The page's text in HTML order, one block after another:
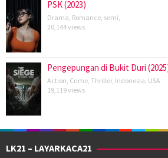
PSK (2023)
Drama Romance semi
20,144 views
Pengepungan di Bukit Duri
Action Crime Thriller, Indonesia USA
19,119 views
LK21 – LAYARKACA21